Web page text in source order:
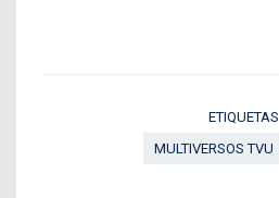
ETIQUETAS
MULTIVERSOS TVU